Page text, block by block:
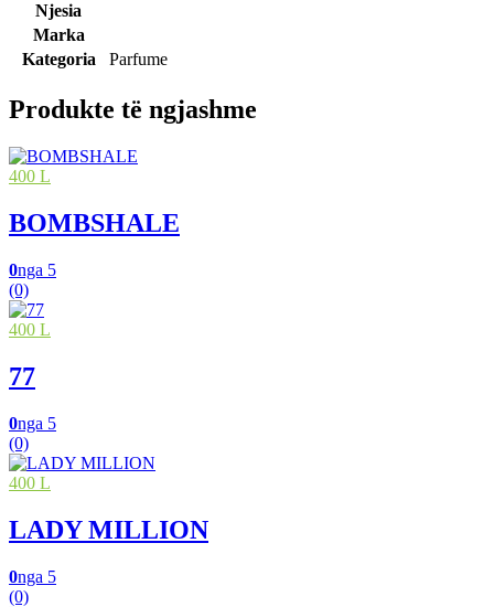
Njesia
Marka
Kategoria
Parfume
Produkte të ngjashme
400 L
BOMBSHALE
0nga 5
(0)
400 L
77
0nga 5
(0)
400 L
LADY MILLION
0nga 5
(0)